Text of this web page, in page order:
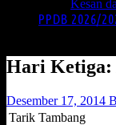
Kesan
PPDB 2026/
Hari Ketiga:
Desember 17, 2014
Tarik Tambang